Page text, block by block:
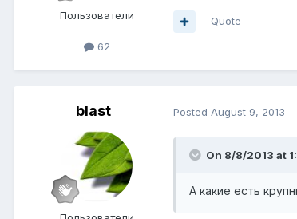
Пользователи
62
Quote
blast Posted August 9, 2013
On 8/8/2013 at
А какие есть